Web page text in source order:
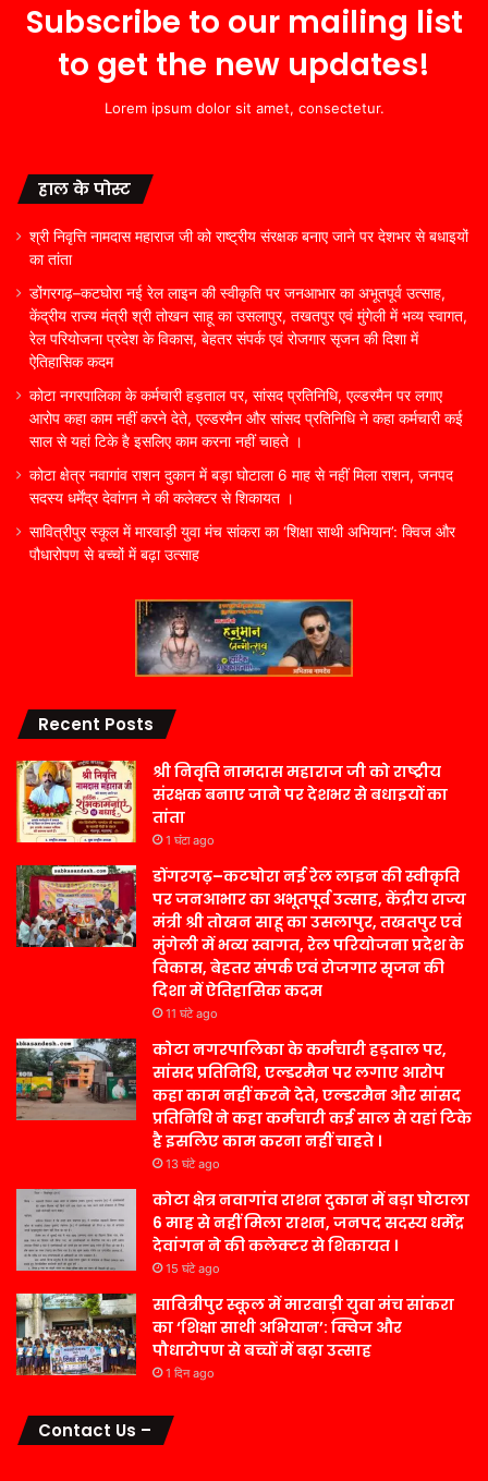
Subscribe to our mailing list
to get the new updates!
Lorem ipsum dolor sit amet, consectetur.
हाल के पोस्ट
श्री निवृत्ति नामदास महाराज जी को राष्ट्रीय संरक्षक बनाए जाने पर देशभर से बधाइयों
का तांता
डोंगरगढ़–कटघोरा नई रेल लाइन की स्वीकृति पर जनआभार का अभूतपूर्व उत्साह,
केंद्रीय राज्य मंत्री श्री तोखन साहू का उसलापुर, तखतपुर एवं मुंगेली में भव्य स्वागत,
रेल परियोजना प्रदेश के विकास, बेहतर संपर्क एवं रोजगार सृजन की दिशा में
ऐतिहासिक कदम
कोटा नगरपालिका के कर्मचारी हड़ताल पर, सांसद प्रतिनिधि, एल्डरमैन पर लगाए
आरोप कहा काम नहीं करने देते, एल्डरमैन और सांसद प्रतिनिधि ने कहा कर्मचारी कई
साल से यहां टिके है इसलिए काम करना नहीं चाहते ।
कोटा क्षेत्र नवागांव राशन दुकान में बड़ा घोटाला 6 माह से नहीं मिला राशन, जनपद
सदस्य धर्मेंद्र देवांगन ने की कलेक्टर से शिकायत ।
सावित्रीपुर स्कूल में मारवाड़ी युवा मंच सांकरा का ‘शिक्षा साथी अभियान’: क्विज और
पौधारोपण से बच्चों में बढ़ा उत्साह
Recent Posts
श्री निवृत्ति नामदास महाराज जी को राष्ट्रीय
संरक्षक बनाए जाने पर देशभर से बधाइयों का
तांता
1 घंटा ago
डोंगरगढ़–कटघोरा नई रेल लाइन की स्वीकृति
पर जनआभार का अभूतपूर्व उत्साह, केंद्रीय राज्य
मंत्री श्री तोखन साहू का उसलापुर, तखतपुर एवं
मुंगेली में भव्य स्वागत, रेल परियोजना प्रदेश के
विकास, बेहतर संपर्क एवं रोजगार सृजन की
दिशा में ऐतिहासिक कदम
11 घंटे ago
कोटा नगरपालिका के कर्मचारी हड़ताल पर,
सांसद प्रतिनिधि, एल्डरमैन पर लगाए आरोप
कहा काम नहीं करने देते, एल्डरमैन और सांसद
प्रतिनिधि ने कहा कर्मचारी कई साल से यहां टिके
है इसलिए काम करना नहीं चाहते ।
13 घंटे ago
कोटा क्षेत्र नवागांव राशन दुकान में बड़ा घोटाला
6 माह से नहीं मिला राशन, जनपद सदस्य धर्मेंद्र
देवांगन ने की कलेक्टर से शिकायत ।
15 घंटे ago
सावित्रीपुर स्कूल में मारवाड़ी युवा मंच सांकरा
का ‘शिक्षा साथी अभियान’: क्विज और
पौधारोपण से बच्चों में बढ़ा उत्साह
1 दिन ago
Contact Us –